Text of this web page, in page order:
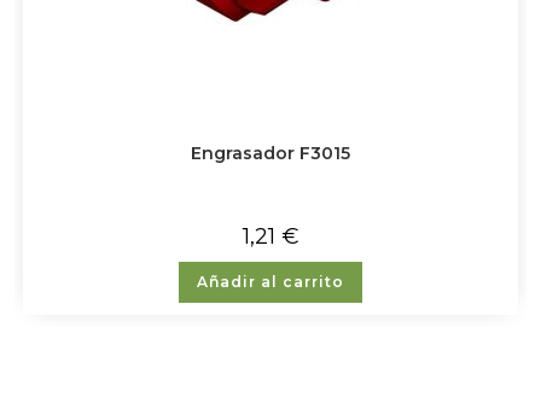
Engrasador F3015
1,21 €
Añadir al carrito